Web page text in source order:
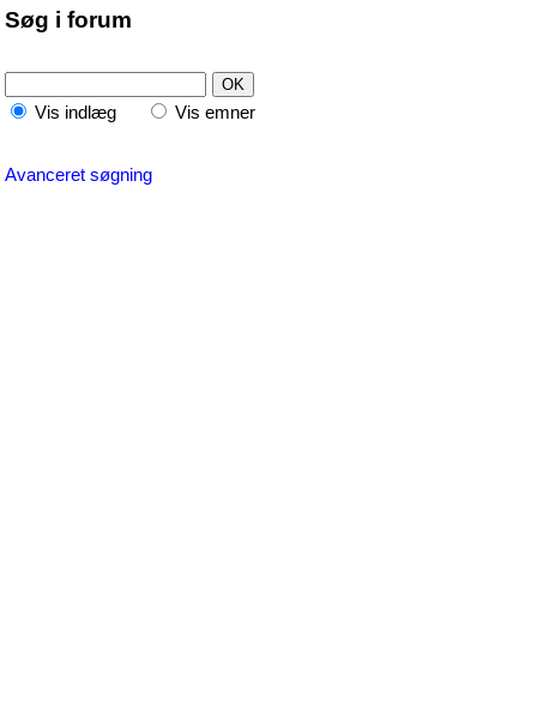
Søg i forum
Vis indlæg Vis emner
Avanceret søgning